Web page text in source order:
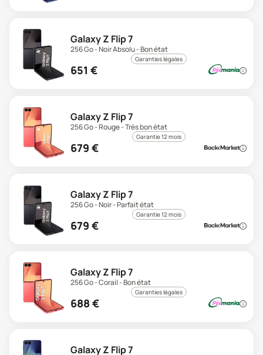
Galaxy Z Flip 7
256 Go - Noir Absolu - Bon état
Garanties légales
651 €
Galaxy Z Flip 7
256 Go - Rouge - Très bon état
Garantie 12 mois
679 €
Galaxy Z Flip 7
256 Go - Noir - Parfait état
Garantie 12 mois
679 €
Galaxy Z Flip 7
256 Go - Corail - Bon état
Garanties légales
688 €
Galaxy Z Flip 7